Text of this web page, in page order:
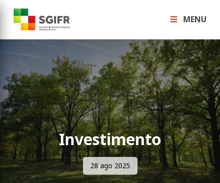
MENU
Investimento
28 ago 2025